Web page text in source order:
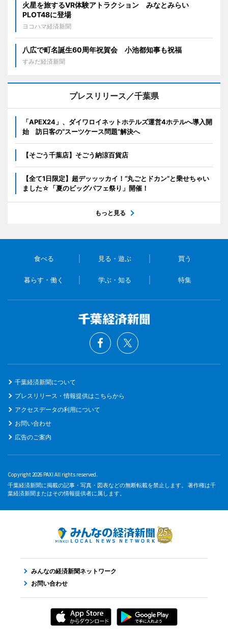
火星を旅するVR体験アトラクション みなとみらい
PLOT48に登場
ヨコハマ経済新聞
八広で町名誕生60周年祝賀会 小池都知事も祝福
すみだ経済新聞
プレスリリース／千葉県
「APEX24」、ダイワロイネットホテルズ運営4ホテルへ導入開
始 訪日客の“スーツケース問題”解決へ
【そごう千葉店】そごう納涼百貨店
【全て1日限定】超デッッッカイ！“丸ごとドカン”と乗せちゃい
ました☆「夏のビッグパフェ祭り」開催！
もっと見る
食べる 見る・遊ぶ 買う
暮らす・働く 学ぶ・知る 特集
千葉経済新聞について
プレスリリース・情報提供はこちらから
アクセスデータの利用について
お問い合わせ
広告のご案内
Copyright 2026 PAXI All rights reserved.
千葉経済新聞に掲載の記事・写真・図表などの無断転載を禁止します。 著作権は千
葉経済新聞またはその情報提供者に属します。
みんなの経済新聞ネットワーク
お問い合わせ